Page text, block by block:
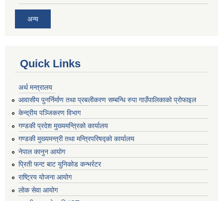
अन्य
Quick Links
अर्थ मन्त्रालय
आवासीय पुनर्निर्माण तथा प्रबलीकरण सम्बन्धि रुपा गाउँपालिकाको प्रोफाइल
केन्द्रीय पञ्जिकरण विभाग
गण्डकी प्रदेश मुख्यमन्त्रिको कार्यालय
गण्डकी मुख्यमन्त्री तथा मन्त्रिपरिषद्को कार्यालय
नेपाल कानुन आयोग
प्रिती फन्ट बाट युनिकोड कन्भर्रटर
राष्ट्रिय योजना आयोग
लोक सेवा आयोग